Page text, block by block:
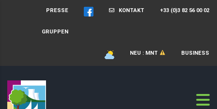
+33 (0)3 82 56 00 02
KONTAKT
PRESSE
GRUPPEN
BUSINESS
NEU : MNT